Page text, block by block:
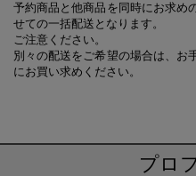
予約商品と他商品を同時にお求め
せての一括配送となります。
ご注意ください。
別々の配送をご希望の場合は、お
にお買い求めください。
プロ